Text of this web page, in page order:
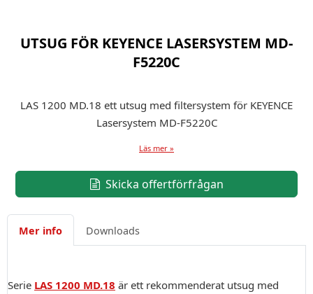
UTSUG FÖR KEYENCE LASERSYSTEM MD-
F5220C
LAS 1200 MD.18 ett utsug med filtersystem för KEYENCE
Lasersystem MD-F5220C
Läs mer »
Skicka offertförfrågan
Mer info Downloads
Serie LAS 1200 MD.18 är ett rekommenderat utsug med